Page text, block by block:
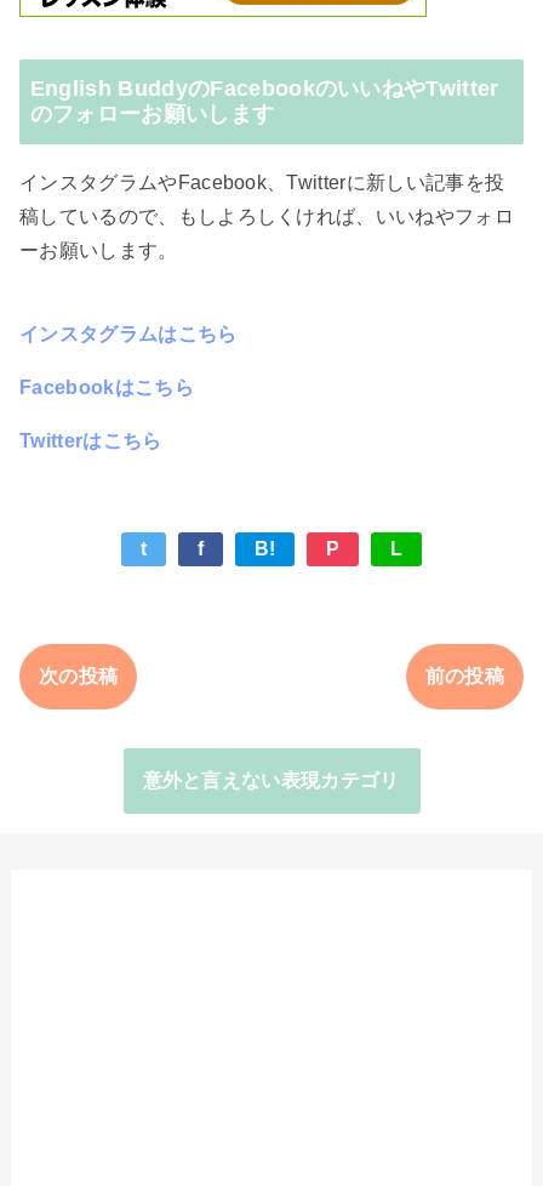
English BuddyのFacebookのいいねやTwitter
のフォローお願いします
インスタグラムやFacebook、Twitterに新しい記事を投
稿しているので、もしよろしくければ、いいねやフォロ
ーお願いします。
インスタグラムはこちら
Facebookはこちら
Twitterはこちら
t f B! P L
次の投稿 前の投稿
意外と言えない表現カテゴリ